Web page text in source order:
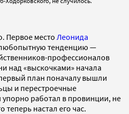
Первое место Леонида
тенденцию —
профессионалов
над «выскочками» начала
план поначалу вышли
и перестроечные
работал в провинции, не
теперь настал его час.